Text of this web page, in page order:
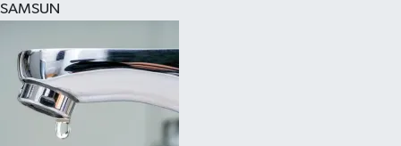
SAMSUN